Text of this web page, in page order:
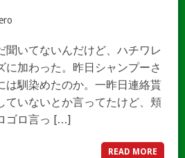
聞いてないんだけど、ハチワレ
に加わった。昨日シャンプーさ
は馴染めたのか。一昨日連絡貰
ていないとか言ってたけど、頬
ゴロ言っ […]
READ MORE